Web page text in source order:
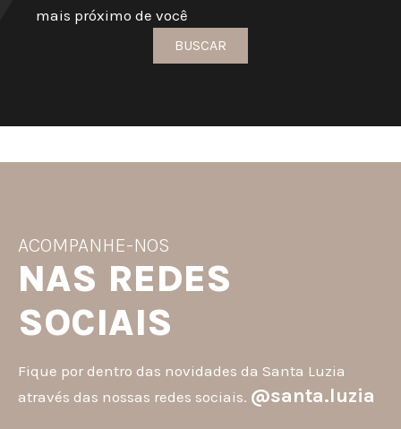
mais próximo de você
BUSCAR
ACOMPANHE-NOS
NAS REDES
SOCIAIS
Fique por dentro das novidades da Santa Luzia
através das nossas redes sociais. @santa.luzia